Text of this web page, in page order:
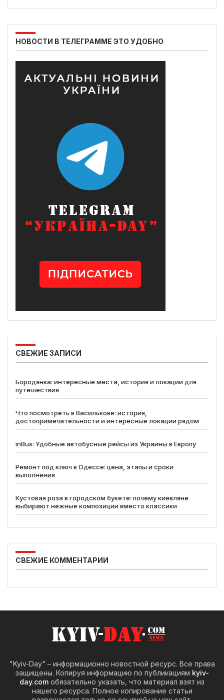
НОВОСТИ В ТЕЛЕГРАММЕ ЭТО УДОБНО
СВЕЖИЕ ЗАПИСИ
Бородянка: интересные места, история и локации для
путешествия
Что посмотреть в Василькове: история,
достопримечательности и интересные локации рядом
inBus: Удобные автобусные рейсы из Украины в Европу
Ремонт под ключ в Одессе: цена, этапы и сроки
выполнения
Кустовая роза в городском букете: почему киевляне
выбирают нежные композиции вместо классики
СВЕЖИЕ КОММЕНТАРИИ
"Kyiv-Day" – информационно новостной ресурс. Все права
защищены. Копируя информацию по публикациям kyiv-
day.com обязательно указать, что материал взят из
нашего ресурса. Полное копирование статьи